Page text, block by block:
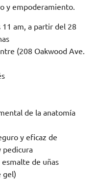
y empoderamiento.
11 am, a partir del 28
(208 Oakwood Ave.
de la anatomía
y eficaz de
pedicura
de uñas
gel)